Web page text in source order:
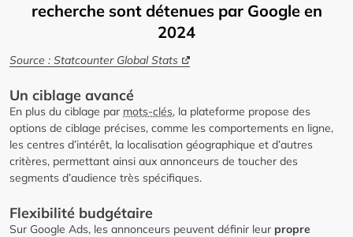
recherche sont détenues par Google en
2024
Source : Statcounter Global Stats
Un ciblage avancé
En plus du ciblage par mots-clés, la plateforme propose des
options de ciblage précises, comme les comportements en ligne,
les centres d’intérêt, la localisation géographique et d’autres
critères, permettant ainsi aux annonceurs de toucher des
segments d’audience très spécifiques.
Flexibilité budgétaire
Sur Google Ads, les annonceurs peuvent définir leur propre